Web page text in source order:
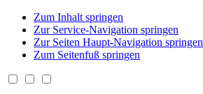
Zum Inhalt springen
Zur Service-Navigation springen
Zur Seiten Haupt-Navigation springen
Zum Seitenfuß springen